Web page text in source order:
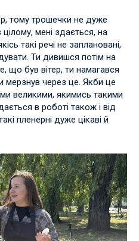
тому трошечки не дуже
мені здається, на
такі речі не заплановані,
Ти дивишся потім на
що був вітер, ти намагався
через це. Якби це
великими, якимись такими
в роботі також і від
пленерні дуже цікаві й